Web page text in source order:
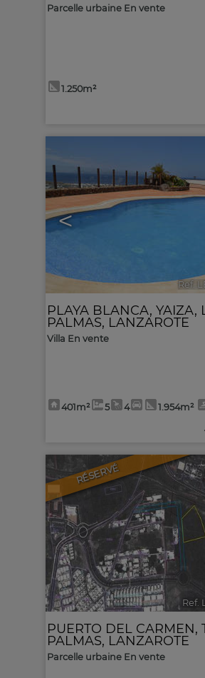
Parcelle urbaine En vente
1.250m²
<
Ref.
PLAYA BLANCA, YAIZA,
PALMAS, LANZAROTE
Villa En vente
401m² 5 4 1.954m²
RÉSERVÉ
Ref.
PUERTO DEL CARMEN,
PALMAS, LANZAROTE
Parcelle urbaine En vente